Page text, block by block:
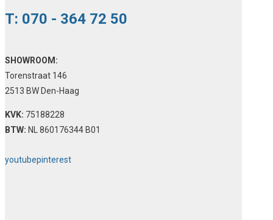
T: 070 - 364 72 50
SHOWROOM:
Torenstraat 146
2513 BW Den-Haag
KVK: 75188228
BTW: NL 860176344 B01
youtubepinterest